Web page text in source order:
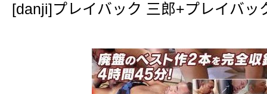
[danji]プレイバック 三郎+プレイバッ